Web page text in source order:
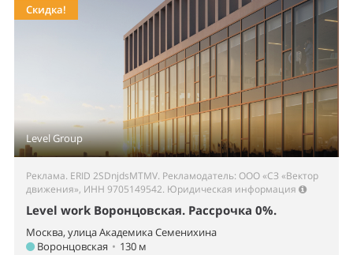
Level Group
Скидка!
Реклама. ERID 2SDnjdsMTMV. Рекламодатель: ООО «СЗ «Вектор
движения», ИНН 9705149542. Юридическая информация
Level work Воронцовская. Рассрочка 0%.
Москва, улица Академика Семенихина
Воронцовская • 130 м